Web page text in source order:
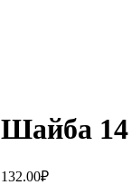
Шайба
132.00₽